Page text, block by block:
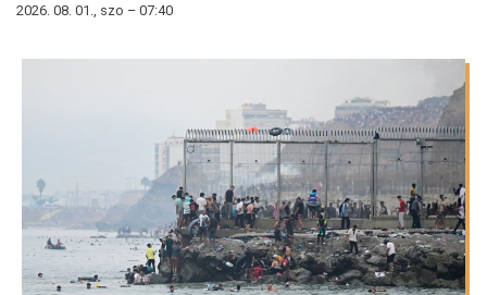
2026. 08. 01., szo – 07:40